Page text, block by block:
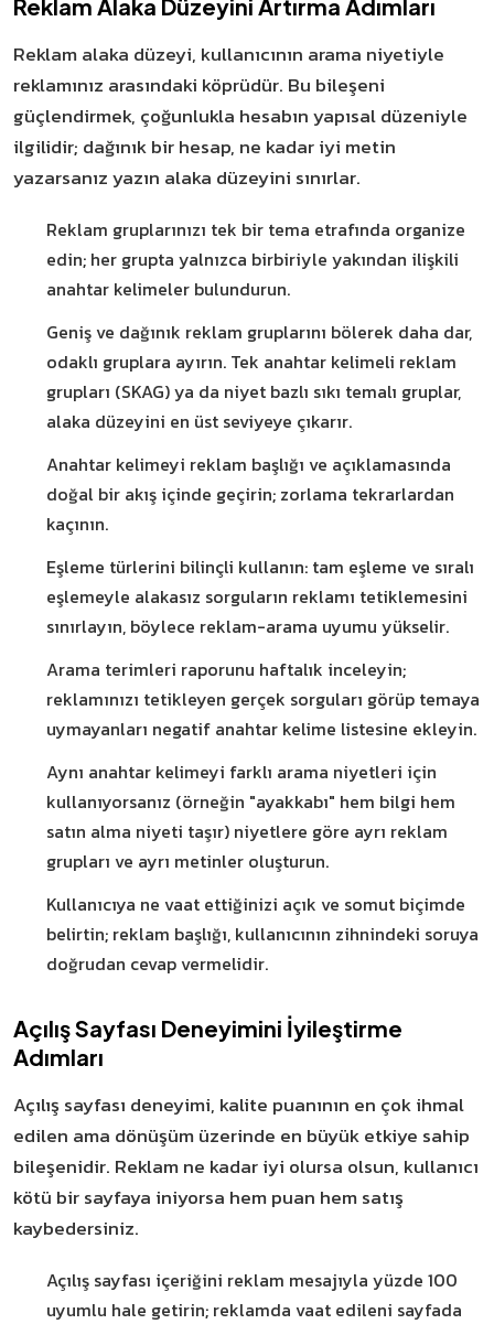
Reklam Alaka Düzeyini Artırma Adımları
Reklam alaka düzeyi, kullanıcının arama niyetiyle
reklamınız arasındaki köprüdür. Bu bileşeni
güçlendirmek, çoğunlukla hesabın yapısal düzeniyle
ilgilidir; dağınık bir hesap, ne kadar iyi metin
yazarsanız yazın alaka düzeyini sınırlar.
Reklam gruplarınızı tek bir tema etrafında organize
edin; her grupta yalnızca birbiriyle yakından ilişkili
anahtar kelimeler bulundurun.
Geniş ve dağınık reklam gruplarını bölerek daha dar,
odaklı gruplara ayırın. Tek anahtar kelimeli reklam
grupları (SKAG) ya da niyet bazlı sıkı temalı gruplar,
alaka düzeyini en üst seviyeye çıkarır.
Anahtar kelimeyi reklam başlığı ve açıklamasında
doğal bir akış içinde geçirin; zorlama tekrarlardan
kaçının.
Eşleme türlerini bilinçli kullanın: tam eşleme ve sıralı
eşlemeyle alakasız sorguların reklamı tetiklemesini
sınırlayın, böylece reklam-arama uyumu yükselir.
Arama terimleri raporunu haftalık inceleyin;
reklamınızı tetikleyen gerçek sorguları görüp temaya
uymayanları negatif anahtar kelime listesine ekleyin.
Aynı anahtar kelimeyi farklı arama niyetleri için
kullanıyorsanız (örneğin "ayakkabı" hem bilgi hem
satın alma niyeti taşır) niyetlere göre ayrı reklam
grupları ve ayrı metinler oluşturun.
Kullanıcıya ne vaat ettiğinizi açık ve somut biçimde
belirtin; reklam başlığı, kullanıcının zihnindeki soruya
doğrudan cevap vermelidir.
Açılış Sayfası Deneyimini İyileştirme
Adımları
Açılış sayfası deneyimi, kalite puanının en çok ihmal
edilen ama dönüşüm üzerinde en büyük etkiye sahip
bileşenidir. Reklam ne kadar iyi olursa olsun, kullanıcı
kötü bir sayfaya iniyorsa hem puan hem satış
kaybedersiniz.
Açılış sayfası içeriğini reklam mesajıyla yüzde 100
uyumlu hale getirin; reklamda vaat edileni sayfada